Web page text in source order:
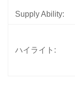
Supply Ability:
ハイライト: